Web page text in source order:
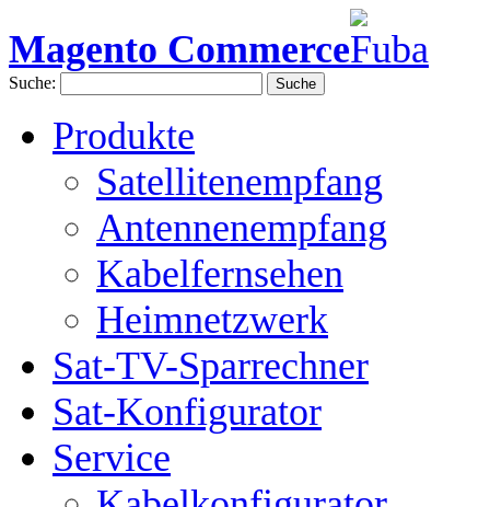
Magento Commerce
Suche: Suche
Produkte
Satellitenempfang
Antennenempfang
Kabelfernsehen
Heimnetzwerk
Sat-TV-Sparrechner
Sat-Konfigurator
Service